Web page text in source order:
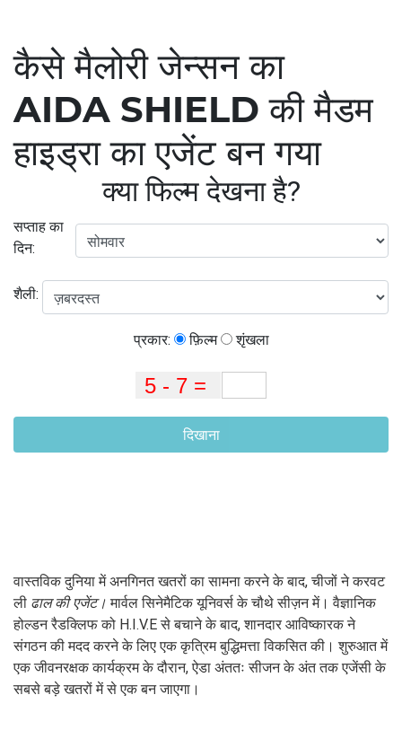
कैसे मैलोरी जेन्सन का
AIDA SHIELD की मैडम
हाइड्रा का एजेंट बन गया
क्या फिल्म देखना है?
सप्ताह का
दिन:
शैली:
प्रकार: फ़िल्म शृंखला
दिखाना
वास्तविक दुनिया में अनगिनत खतरों का सामना करने के बाद, चीजों ने करवट
ली ढाल की एजेंट। मार्वल सिनेमैटिक यूनिवर्स के चौथे सीज़न में। वैज्ञानिक
होल्डन रैडक्लिफ को H.I.V.E से बचाने के बाद, शानदार आविष्कारक ने
संगठन की मदद करने के लिए एक कृत्रिम बुद्धिमत्ता विकसित की। शुरुआत में
एक जीवनरक्षक कार्यक्रम के दौरान, ऐडा अंततः सीजन के अंत तक एजेंसी के
सबसे बड़े खतरों में से एक बन जाएगा।